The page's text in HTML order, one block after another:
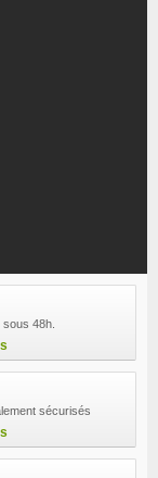
48h.
sécurisés